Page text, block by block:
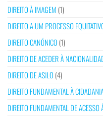
DIREITO À IMAGEM (1)
DIREITO A UM PROCESSO
DIREITO CANÓNICO (1)
DIREITO DE ACEDER À
DIREITO DE ASILO (4)
DIREITO FUNDAMENTAL À
DIREITO FUNDAMENTAL DE